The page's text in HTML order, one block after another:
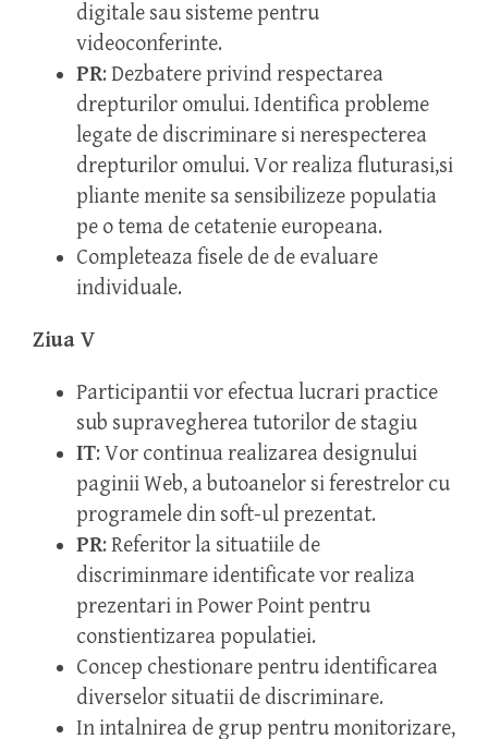
digitale sau sisteme pentru
videoconferinte.
PR: Dezbatere privind respectarea
drepturilor omului. Identifica probleme
legate de discriminare si nerespecterea
drepturilor omului. Vor realiza fluturasi,si
pliante menite sa sensibilizeze populatia
pe o tema de cetatenie europeana.
Completeaza fisele de de evaluare
individuale.
Ziua V
Participantii vor efectua lucrari practice
sub supravegherea tutorilor de stagiu
IT: Vor continua realizarea designului
paginii Web, a butoanelor si ferestrelor cu
programele din soft-ul prezentat.
PR: Referitor la situatiile de
discriminmare identificate vor realiza
prezentari in Power Point pentru
constientizarea populatiei.
Concep chestionare pentru identificarea
diverselor situatii de discriminare.
In intalnirea de grup pentru monitorizare,